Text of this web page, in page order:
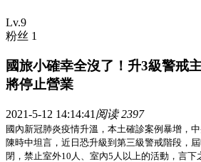
Lv.9
粉丝 1
國旅小確幸全沒了！升3級警戒
將停止營業
2021-5-12 14:14:41 阅读 2397
國內新冠肺炎疫情升溫，本土確診案例暴增，
陳時中坦言，近日恐升級到第三級警戒階段，
閉，禁止室外10人、室內5人以上的活動，言